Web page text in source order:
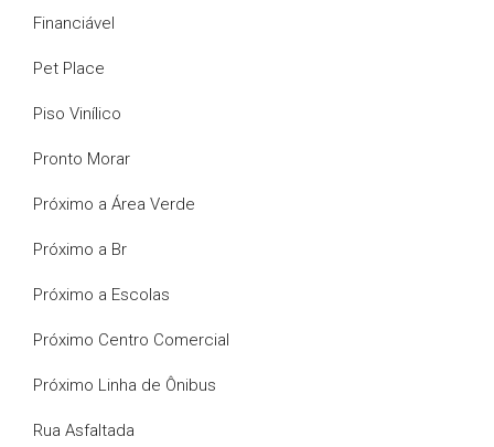
Financiável
Pet Place
Piso Vinílico
Pronto Morar
Próximo a Área Verde
Próximo a Br
Próximo a Escolas
Próximo Centro Comercial
Próximo Linha de Ônibus
Rua Asfaltada